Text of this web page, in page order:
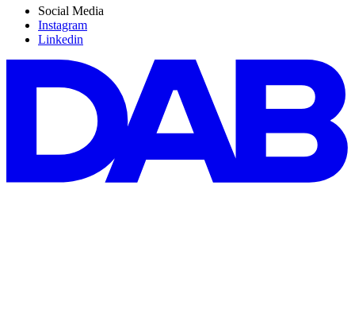
Social Media
Instagram
Linkedin